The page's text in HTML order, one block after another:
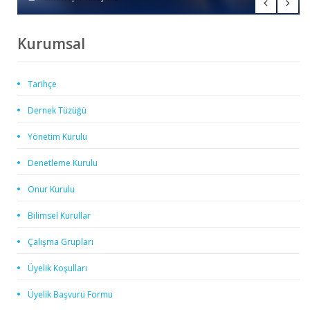
Kurumsal
Tarihçe
Dernek Tüzüğü
Yönetim Kurulu
Denetleme Kurulu
Onur Kurulu
Bilimsel Kurullar
Çalışma Grupları
Üyelik Koşulları
Üyelik Başvuru Formu